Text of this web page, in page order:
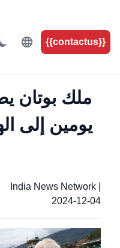
{{contactus}}
ملك بوتان
يومين إلى
India News Network
2024-12-04